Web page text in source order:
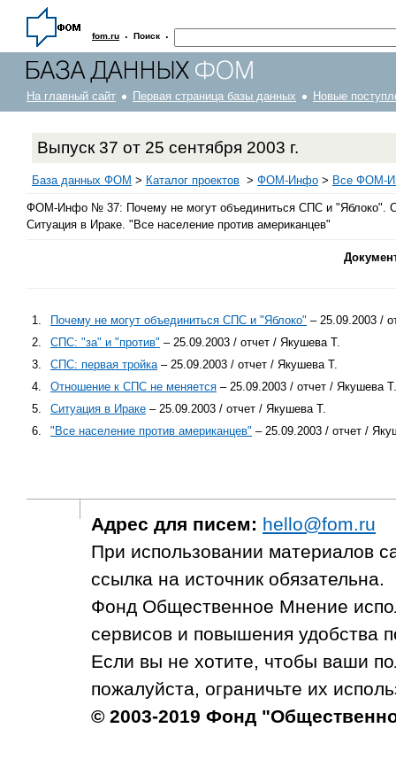
fom.ru · Поиск ·
На главный сайт Первая страница базы данных Новые
Выпуск 37 от 25 сентября 2003 г.
База данных ФОМ > Каталог проектов > ФOM-Инфо > Все ФОМ-
ФОМ-Инфо № 37: Почему не могут объединиться СПС и "Яблоко".
Ситуация в Ираке. "Все население против американцев"
1. Почему не могут объединиться СПС и "Яблоко" – 25.09.2003 /
2.
СПС: "за" и "против" – 25.09.2003 / отчет / Якушева Т.
3.
СПС: первая тройка – 25.09.2003 / отчет / Якушева Т.
4.
Отношение к СПС не меняется – 25.09.2003 / отчет / Якушева Т.
5.
Ситуация в Ираке – 25.09.2003 / отчет / Якушева Т.
6.
"Все население против американцев" – 25.09.2003 / отчет /
Адрес для писем: hello@fom.ru
При использовании материалов
ссылка на источник обязательна.
Фонд Общественное Мнение
сервисов и повышения удобства
Если вы не хотите, чтобы ваши
пожалуйста, ограничьте их
© 2003-2019 Фонд